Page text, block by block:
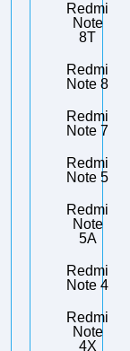
Redmi
Note
8T
Redmi
Note 8
Redmi
Note 7
Redmi
Note 5
Redmi
Note
5A
Redmi
Note 4
Redmi
Note
4X